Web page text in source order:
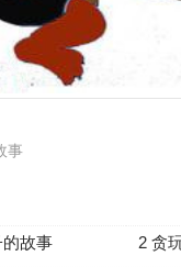
事
故事 2 贪